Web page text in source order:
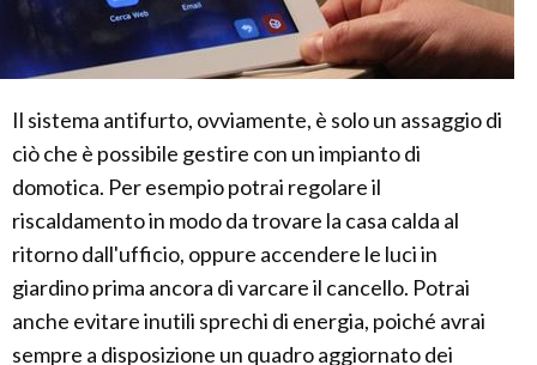
Il sistema antifurto, ovviamente, è solo un assaggio di
ciò che è possibile gestire con un impianto di
domotica. Per esempio potrai regolare il
riscaldamento in modo da trovare la casa calda al
ritorno dall'ufficio, oppure accendere le luci in
giardino prima ancora di varcare il cancello. Potrai
anche evitare inutili sprechi di energia, poiché avrai
sempre a disposizione un quadro aggiornato dei